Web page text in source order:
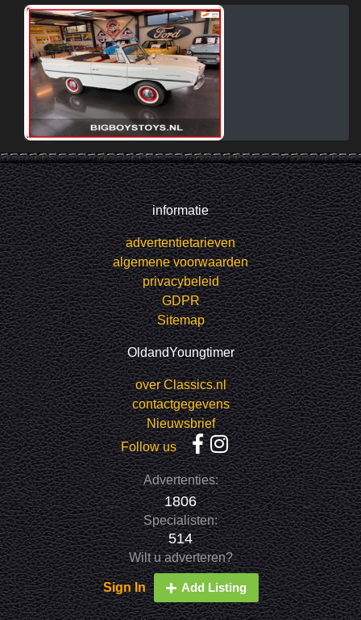
informatie
advertentietarieven
algemene voorwaarden
privacybeleid
GDPR
Sitemap
OldandYoungtimer
over Classics.nl
contactgegevens
Nieuwsbrief
Follow us
Advertenties:
1806
Specialisten:
514
Wilt u adverteren?
Sign In Add Listing